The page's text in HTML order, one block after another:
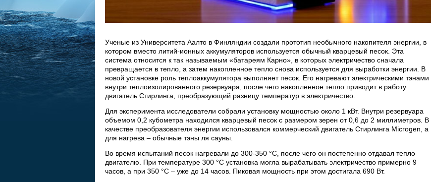
Ученые из Университета Аалто в Финляндии создали прототип необычного накопителя энергии, в
котором вместо литий-ионных аккумуляторов используется обычный кварцевый песок. Эта
система относится к так называемым «батареям Карно», в которых электричество сначала
превращается в тепло, а затем накопленное тепло снова используется для выработки энергии. В
новой установке роль теплоаккумулятора выполняет песок. Его нагревают электрическими тэнами
внутри теплоизолированного резервуара, после чего накопленное тепло приводит в работу
двигатель Стирлинга, преобразующий разницу температур в электричество.
Для эксперимента исследователи собрали установку мощностью около 1 кВт. Внутри резервуара
объемом 0,2 кубометра находился кварцевый песок с размером зерен от 0,6 до 2 миллиметров. В
качестве преобразователя энергии использовался коммерческий двигатель Стирлинга Microgen, а
для нагрева – обычные тэны ля сауны.
Во время испытаний песок нагревали до 300-350 °C, после чего он постепенно отдавал тепло
двигателю. При температуре 300 °C установка могла вырабатывать электричество примерно 9
часов, а при 350 °C – уже до 14 часов. Пиковая мощность при этом достигала 690 Вт.